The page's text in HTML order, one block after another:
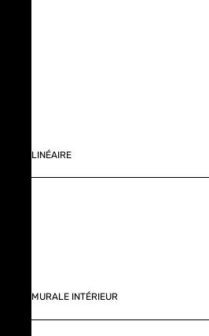
LINÉAIRE
MURALE INTÉRIEUR